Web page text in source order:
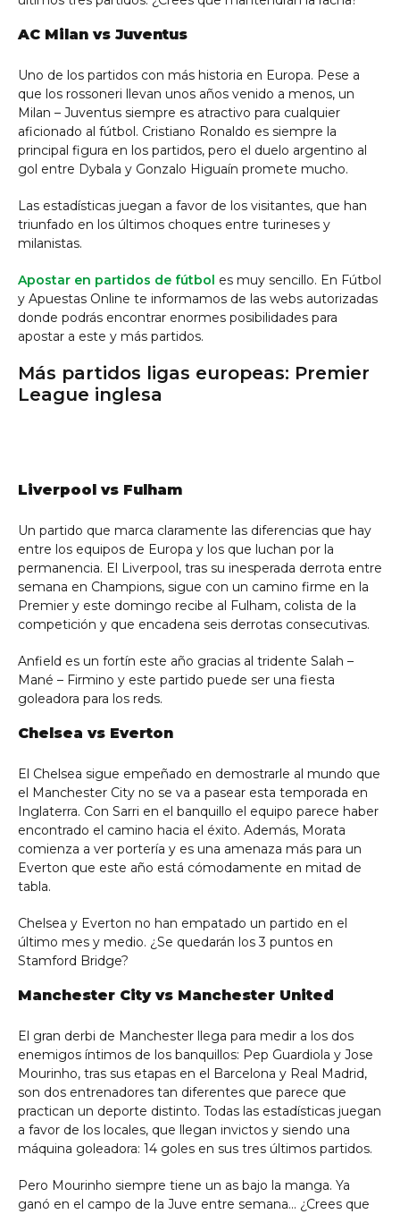
AC Milan vs Juventus
Uno de los partidos con más historia en Europa. Pese a
que los rossoneri llevan unos años venido a menos, un
Milan – Juventus siempre es atractivo para cualquier
aficionado al fútbol. Cristiano Ronaldo es siempre la
principal figura en los partidos, pero el duelo argentino al
gol entre Dybala y Gonzalo Higuaín promete mucho.
Las estadísticas juegan a favor de los visitantes, que han
triunfado en los últimos choques entre turineses y
milanistas.
Apostar en partidos de fútbol es muy sencillo. En Fútbol
y Apuestas Online te informamos de las webs autorizadas
donde podrás encontrar enormes posibilidades para
apostar a este y más partidos.
Más partidos ligas europeas: Premier
League inglesa
Liverpool vs Fulham
Un partido que marca claramente las diferencias que hay
entre los equipos de Europa y los que luchan por la
permanencia. El Liverpool, tras su inesperada derrota entre
semana en Champions, sigue con un camino firme en la
Premier y este domingo recibe al Fulham, colista de la
competición y que encadena seis derrotas consecutivas.
Anfield es un fortín este año gracias al tridente Salah –
Mané – Firmino y este partido puede ser una fiesta
goleadora para los reds.
Chelsea vs Everton
El Chelsea sigue empeñado en demostrarle al mundo que
el Manchester City no se va a pasear esta temporada en
Inglaterra. Con Sarri en el banquillo el equipo parece haber
encontrado el camino hacia el éxito. Además, Morata
comienza a ver portería y es una amenaza más para un
Everton que este año está cómodamente en mitad de
tabla.
Chelsea y Everton no han empatado un partido en el
último mes y medio. ¿Se quedarán los 3 puntos en
Stamford Bridge?
Manchester City vs Manchester United
El gran derbi de Manchester llega para medir a los dos
enemigos íntimos de los banquillos: Pep Guardiola y Jose
Mourinho, tras sus etapas en el Barcelona y Real Madrid,
son dos entrenadores tan diferentes que parece que
practican un deporte distinto. Todas las estadísticas juegan
a favor de los locales, que llegan invictos y siendo una
máquina goleadora: 14 goles en sus tres últimos partidos.
Pero Mourinho siempre tiene un as bajo la manga. Ya
ganó en el campo de la Juve entre semana… ¿Crees que